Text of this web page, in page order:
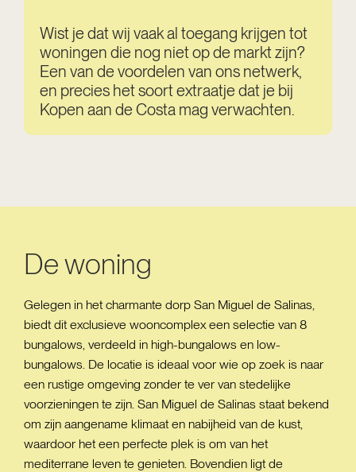
Wist je dat wij vaak al toegang krijgen tot
woningen die nog niet op de markt zijn?
Een van de voordelen van ons netwerk,
en precies het soort extraatje dat je bij
Kopen aan de Costa mag verwachten.
De woning
Gelegen in het charmante dorp San Miguel de Salinas,
biedt dit exclusieve wooncomplex een selectie van 8
bungalows, verdeeld in high-bungalows en low-
bungalows. De locatie is ideaal voor wie op zoek is naar
een rustige omgeving zonder te ver van stedelijke
voorzieningen te zijn. San Miguel de Salinas staat bekend
om zijn aangename klimaat en nabijheid van de kust,
waardoor het een perfecte plek is om van het
mediterrane leven te genieten. Bovendien ligt de